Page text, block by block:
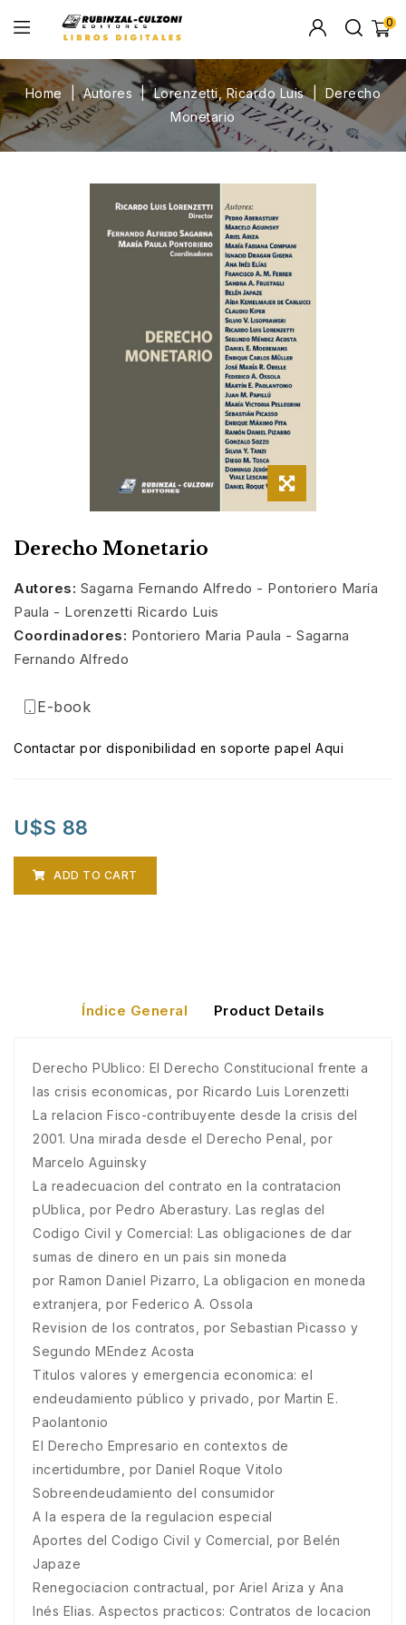
0
Home Autores Lorenzetti, Ricardo Luis
Derecho
Monetario
Derecho Monetario
Autores: Sagarna Fernando Alfredo - Pontoriero María
Paula - Lorenzetti Ricardo Luis
Coordinadores: Pontoriero Maria Paula - Sagarna
Fernando Alfredo
E-book
Contactar por disponibilidad en soporte papel Aqui
U$S 88
ADD TO CART
Índice General Product Details
Derecho PUblico: El Derecho Constitucional frente a
las crisis economicas, por Ricardo Luis Lorenzetti
La relacion Fisco-contribuyente desde la crisis del
2001. Una mirada desde el Derecho Penal, por
Marcelo Aguinsky
La readecuacion del contrato en la contratacion
pUblica, por Pedro Aberastury. Las reglas del
Codigo Civil y Comercial: Las obligaciones de dar
sumas de dinero en un pais sin moneda
por Ramon Daniel Pizarro, La obligacion en moneda
extranjera, por Federico A. Ossola
Revision de los contratos, por Sebastian Picasso y
Segundo MEndez Acosta
Titulos valores y emergencia economica: el
endeudamiento público y privado, por Martin E.
Paolantonio
El Derecho Empresario en contextos de
incertidumbre, por Daniel Roque Vitolo
Sobreendeudamiento del consumidor
A la espera de la regulacion especial
Aportes del Codigo Civil y Comercial, por Belén
Japaze
Renegociacion contractual, por Ariel Ariza y Ana
Inés Elias. Aspectos practicos: Contratos de locacion